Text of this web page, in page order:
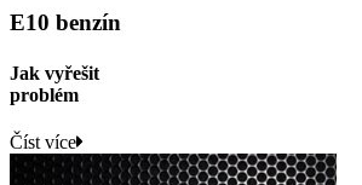
E10 benzín
Jak vyřešit
problém
Číst více